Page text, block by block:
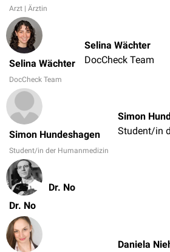
Arzt | Ärztin
Selina Wächter
DocCheck Team
Selina Wächter
DocCheck Team
Simon Hundeshagen
Student/in der Humanmedizin
Dr. No
Dr. No
Daniela